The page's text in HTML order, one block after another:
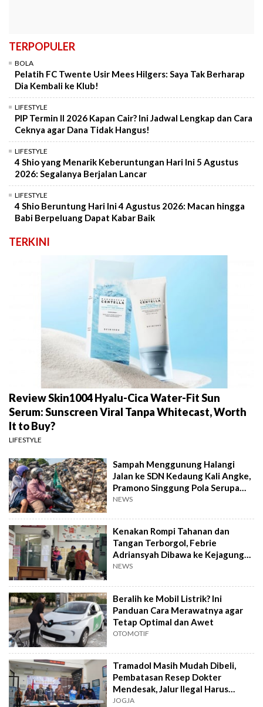
TERPOPULER
BOLA
Pelatih FC Twente Usir Mees Hilgers: Saya Tak Berharap
Dia Kembali ke Klub!
LIFESTYLE
PIP Termin II 2026 Kapan Cair? Ini Jadwal Lengkap dan Cara
Ceknya agar Dana Tidak Hangus!
LIFESTYLE
4 Shio yang Menarik Keberuntungan Hari Ini 5 Agustus
2026: Segalanya Berjalan Lancar
LIFESTYLE
4 Shio Beruntung Hari Ini 4 Agustus 2026: Macan hingga
Babi Berpeluang Dapat Kabar Baik
TERKINI
Review Skin1004 Hyalu-Cica Water-Fit Sun
Serum: Sunscreen Viral Tanpa Whitecast, Worth
It to Buy?
LIFESTYLE
Sampah Menggunung Halangi
Jalan ke SDN Kedaung Kali Angke,
Pramono Singgung Pola Serupa
Kramat Jati
NEWS
Kenakan Rompi Tahanan dan
Tangan Terborgol, Febrie
Adriansyah Dibawa ke Kejagung
untuk Diperiksa
NEWS
Beralih ke Mobil Listrik? Ini
Panduan Cara Merawatnya agar
Tetap Optimal dan Awet
OTOMOTIF
Tramadol Masih Mudah Dibeli,
Pembatasan Resep Dokter
Mendesak, Jalur Ilegal Harus
Distop
JOGJA